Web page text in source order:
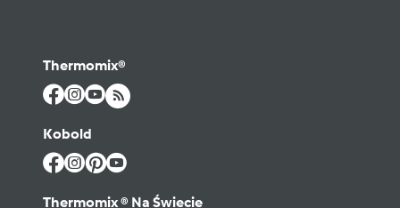
Thermomix®
Kobold
Thermomix ® Na Świecie